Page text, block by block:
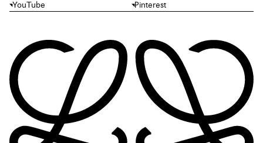
YouTube
Pinterest